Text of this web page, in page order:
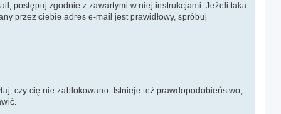
postępuj zgodnie z zawartymi w niej instrukcjami. Jeżeli taka
przez ciebie adres e-mail jest prawidłowy, spróbuj
czy cię nie zablokowano. Istnieje też prawdopodobieństwo,